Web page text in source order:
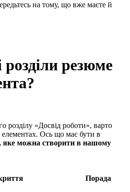
на тому, що вже маєте й
резюме
розділу «Досвід роботи», варто
Ось що має бути в
яке можна створити в нашому
Порада